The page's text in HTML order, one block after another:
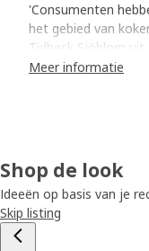
'Consumenten
het gebied van
Tidbeck Sjöblom
ontwikkelen van de
overeenkomsten)
De VARDAGEN
om te zetten in
Meer informatie
Shop de look
Ideeën op basis van je
Skip listing